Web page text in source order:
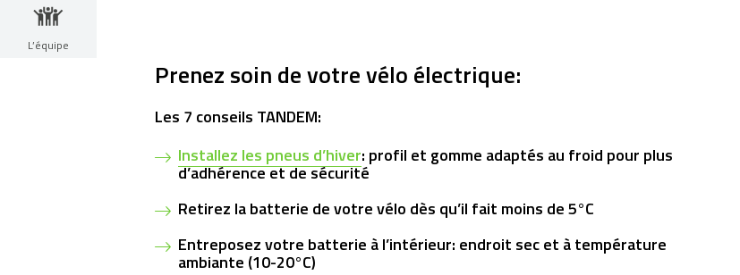
L’équipe
Prenez soin de votre vélo électrique:
Les 7 conseils TANDEM:
Installez les pneus d’hiver: profil et gomme adaptés au froid pour plus
d’adhérence et de sécurité
Retirez la batterie de votre vélo dès qu’il fait moins de 5°C
Entreposez votre batterie à l’intérieur: endroit sec et à température
ambiante (10-20°C)